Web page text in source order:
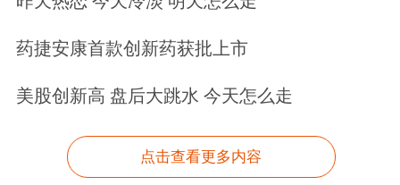
发的系列工程建造技术经鉴定达到国际
先进水平。
瞄准高标准打造质量工程，中建六局持
续开展专业领域技术研发，并迅速把科
技成果转化为现实生产力。在天津地铁
药捷安康首款创新药获批上市
美股创新高 盘后大跳水 今天怎么走
点击查看更多内容